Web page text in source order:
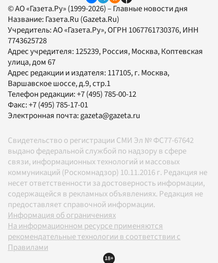
© АО «Газета.Ру» (1999-2026) – Главные новости дня
Название: Газета.Ru (Gazeta.Ru)
Учредитель:АО «Газета.Ру», ОГРН 1067761730376, ИНН
7743625728
Адрес учредителя: 125239, Россия, Москва, Коптевская
улица, дом 67
Адрес редакции и издателя: 117105, г. Москва,
Варшавское шоссе, д.9, стр.1
Телефон редакции:+7 (495) 785-00-12
Факс:+7 (495) 785-17-01
Электронная почта: gazeta@gazeta.ru
Свидетельство о регистрации СМИ Эл № ФС77-67642
выдано федеральной службой по надзору в сфере
связи, информационных технологий и массовых
коммуникаций (Роскомнадзор) 10.11.2016 г. Редакция не
несет ответственности за достоверность информации,
содержащейся в рекламных объявлениях. Редакция не
предоставляет справочной информации.
Информация об ограничениях
На информационном ресурсе применяются
рекомендательные технологии в соответствии с
Правилами
18+